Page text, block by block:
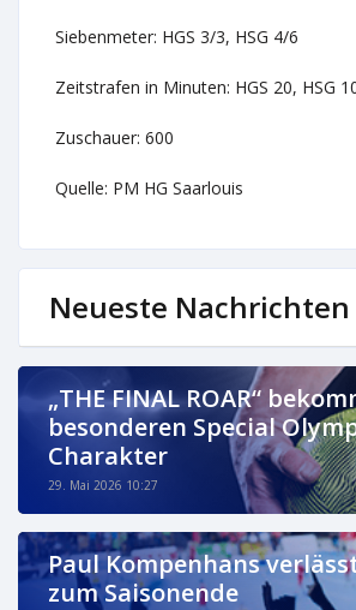
Siebenmeter: HGS 3/3, HSG 4/6
Zeitstrafen in Minuten: HGS 20, HSG
Zuschauer: 600
Quelle: PM HG Saarlouis
Neueste Nachrichten
„THE FINAL ROAR“
besonderen Special
Charakter
29. Mai 2026 10:27
Paul Kompenhans
zum Saisonende